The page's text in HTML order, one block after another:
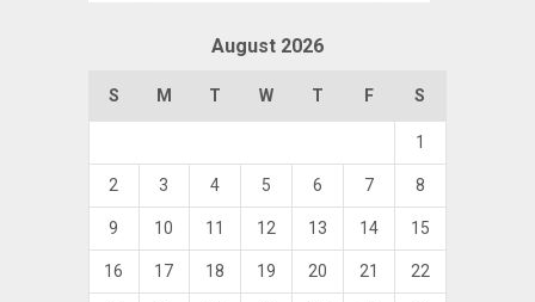
August 2026
S M T W T F S
1
2 3 4 5 6 7 8
9 10 11 12 13 14 15
16 17 18 19 20 21 22